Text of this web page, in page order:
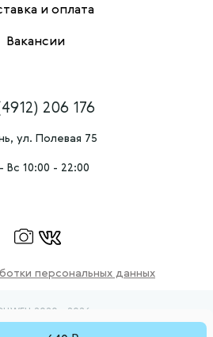
и оплата
Вакансии
206 176
ул. Полевая 75
Вс 10:00 - 22:00
персональных данных
2020 - 2026